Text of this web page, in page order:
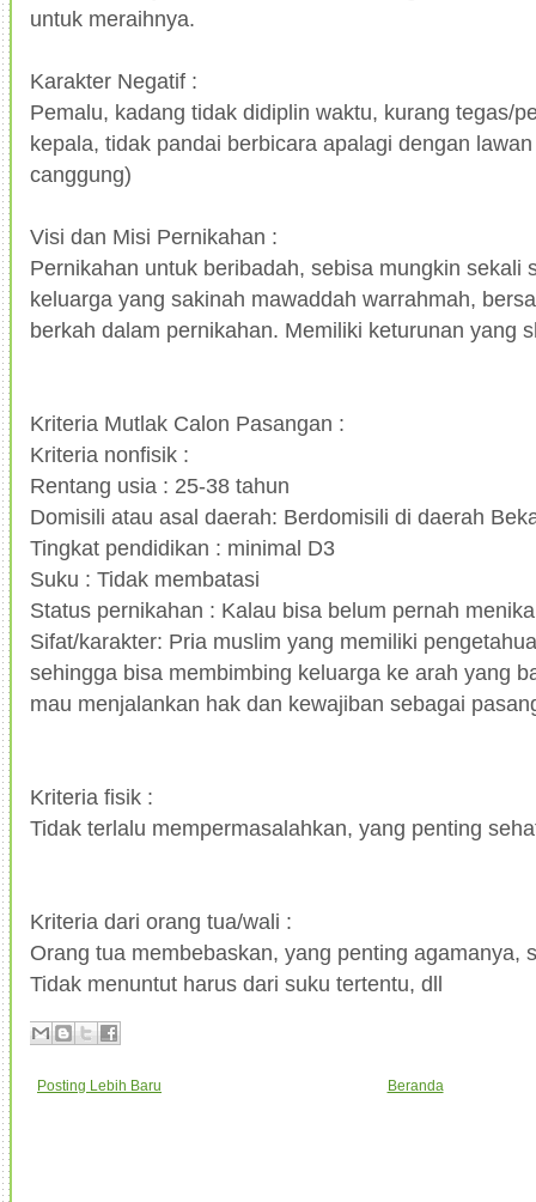
untuk meraihnya.
Karakter Negatif :
Pemalu, kadang tidak didiplin waktu, kurang tegas/
kepala, tidak pandai berbicara apalagi dengan
canggung)
Visi dan Misi Pernikahan :
Pernikahan untuk beribadah, sebisa mungkin sekali
keluarga yang sakinah mawaddah warrahmah,
berkah dalam pernikahan. Memiliki keturunan yang
Kriteria Mutlak Calon Pasangan :
Kriteria nonfisik :
Rentang usia : 25-38 tahun
Domisili atau asal daerah: Berdomisili di daerah
Tingkat pendidikan : minimal D3
Suku : Tidak membatasi
Status pernikahan : Kalau bisa belum pernah
Sifat/karakter: Pria muslim yang memiliki
sehingga bisa membimbing keluarga ke arah yang
mau menjalankan hak dan kewajiban sebagai
Kriteria fisik :
Tidak terlalu mempermasalahkan, yang penting
Kriteria dari orang tua/wali :
Orang tua membebaskan, yang penting agamanya,
Tidak menuntut harus dari suku tertentu, dll
Posting Lebih Baru Beranda